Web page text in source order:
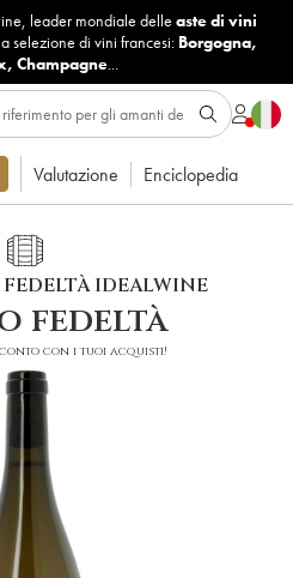
leader mondiale delle aste di vini
selezione di vini francesi: Borgogna,
, Champagne...
Valutazione Enciclopedia
IDEALWINE
fedeltà
con i tuoi acquisti!